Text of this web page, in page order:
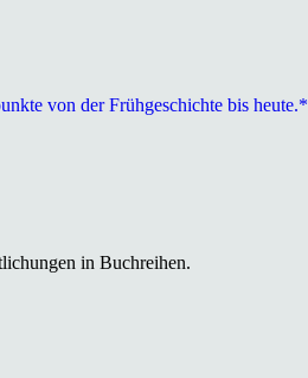
von der Frühgeschichte bis heute.*
in Buchreihen.